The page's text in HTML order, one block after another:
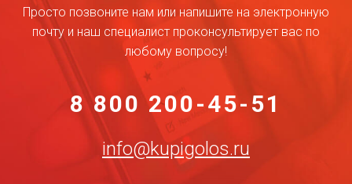
Просто позвоните нам или напишите на электронную
почту и наш специалист проконсультирует вас по
любому вопросу!
8 800 200-45-51
info@kupigolos.ru